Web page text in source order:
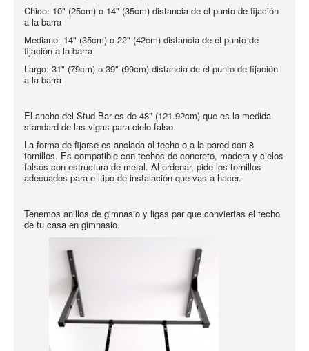
Chico: 10" (25cm) o 14" (35cm) distancia de el punto de fijación
a la barra
Mediano: 14" (35cm) o 22" (42cm) distancia de el punto de
fijación a la barra
Largo: 31" (79cm) o 39" (99cm) distancia de el punto de fijación
a la barra
El ancho del Stud Bar es de 48" (121.92cm) que es la medida
standard de las vigas para cielo falso.
La forma de fijarse es anclada al techo o a la pared con 8
tornillos. Es compatible con techos de concreto, madera y cielos
falsos con estructura de metal. Al ordenar, pide los tornillos
adecuados para e ltipo de instalación que vas a hacer.
Tenemos anillos de gimnasio y ligas par que conviertas el techo
de tu casa en gimnasio.